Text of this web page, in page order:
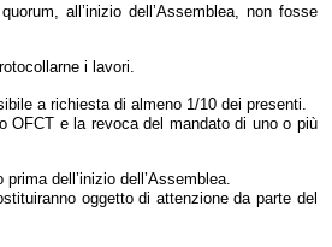
all’inizio dell’Assemblea, non fosse
i lavori.
a richiesta di almeno 1/10 dei presenti.
OFCT e la revoca del mandato di uno o più
dell’inizio dell’Assemblea.
oggetto di attenzione da parte del